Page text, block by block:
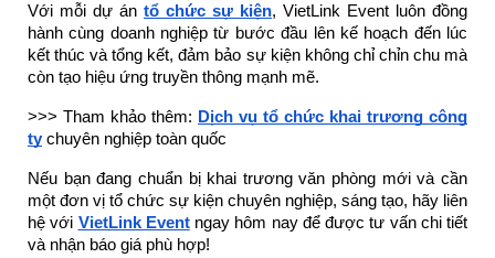
Với mỗi dự án tổ chức sự kiện, VietLink Event luôn đồng
hành cùng doanh nghiệp từ bước đầu lên kế hoạch đến lúc
kết thúc và tổng kết, đảm bảo sự kiện không chỉ chỉn chu mà
còn tạo hiệu ứng truyền thông mạnh mẽ.
>>> Tham khảo thêm: Dịch vụ tổ chức khai trương công
ty chuyên nghiệp toàn quốc
Nếu bạn đang chuẩn bị khai trương văn phòng mới và cần
một đơn vị tổ chức sự kiện chuyên nghiệp, sáng tạo, hãy liên
hệ với VietLink Eventngay hôm nay để được tư vấn chi tiết
và nhận báo giá phù hợp!